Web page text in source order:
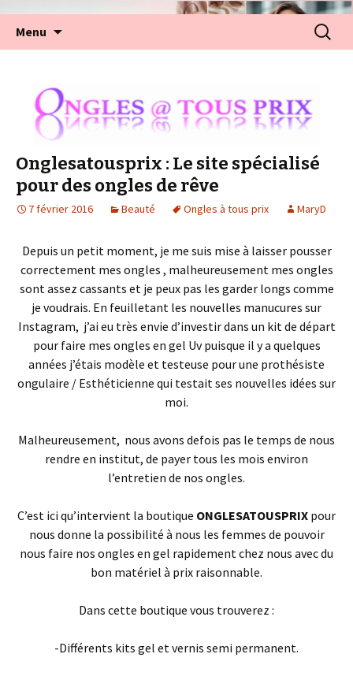
Menu
Onglesatousprix : Le site spécialisé
pour des ongles de rêve
7 février 2016 Beauté Ongles à tous prix MaryD
Depuis un petit moment, je me suis mise à laisser pousser
correctement mes ongles , malheureusement mes ongles
sont assez cassants et je peux pas les garder longs comme
je voudrais. En feuilletant les nouvelles manucures sur
Instagram, j’ai eu très envie d’investir dans un kit de départ
pour faire mes ongles en gel Uv puisque il y a quelques
années j’étais modèle et testeuse pour une prothésiste
ongulaire / Esthéticienne qui testait ses nouvelles idées sur
moi.
Malheureusement, nous avons defois pas le temps de nous
rendre en institut, de payer tous les mois environ
l’entretien de nos ongles.
C’est ici qu’intervient la boutique ONGLESATOUSPRIX pour
nous donne la possibilité à nous les femmes de pouvoir
nous faire nos ongles en gel rapidement chez nous avec du
bon matériel à prix raisonnable.
Dans cette boutique vous trouverez :
-Différents kits gel et vernis semi permanent.